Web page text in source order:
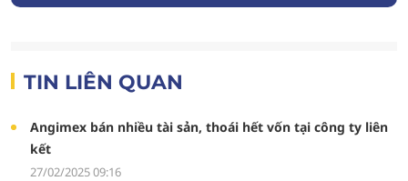
TIN LIÊN QUAN
Angimex bán nhiều tài sản, thoái hết vốn tại công ty liên
kết
27/02/2025 09:16